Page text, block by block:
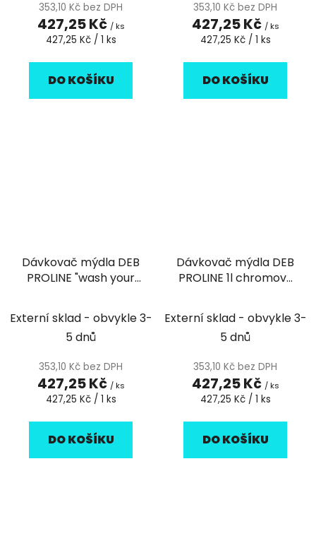
353,10 Kč bez DPH
427,25 Kč / ks
Měrná
427,25 Kč / 1 ks
DO KOŠÍKU
353,10 Kč bez DPH
427,25 Kč / ks
Měrná
427,25 Kč / 1 ks
DO KOŠÍKU
Dávkovač mýdla DEB
PROLINE "wash your
Externí sklad - obvykle 3-
5 dnů
353,10 Kč bez DPH
427,25 Kč / ks
Měrná
427,25 Kč / 1 ks
DO KOŠÍKU
Dávkovač mýdla DEB
PROLINE 1l chromový
Externí sklad - obvykle 3-
5 dnů
353,10 Kč bez DPH
427,25 Kč / ks
Měrná
427,25 Kč / 1 ks
DO KOŠÍKU